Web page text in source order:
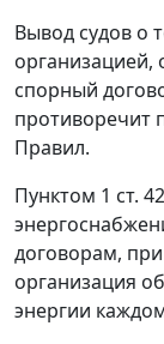
Вывод судов о
организацией,
спорный
противоречит
Правил.
Пунктом 1 ст.
договорам,
организация
энергии